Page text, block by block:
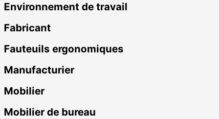
Environnement de travail
Fabricant
Fauteuils ergonomiques
Manufacturier
Mobilier
Mobilier de bureau